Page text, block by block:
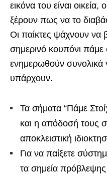
εικόνα του είναι οικεία,
ξέρουν πως να το
Οι παίκτες ψάχνουν να
σημερινό κουπόνι πάμε
ενημερωθούν συνολικά
υπάρχουν.
Τα σήματα “Πάμε
και η απόδοσή τους
αποκλειστική
Για να παίξετε
τα σημεία